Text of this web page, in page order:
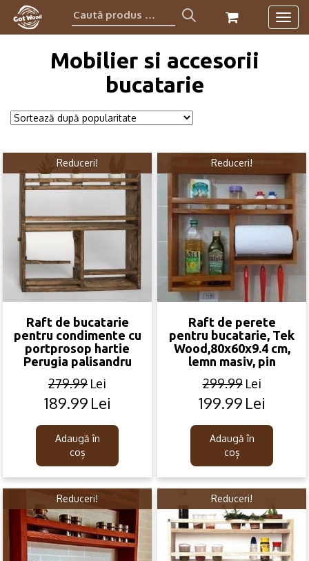
Caută
produs:
Mobilier si accesorii
bucatarie
Reduceri!
Raft de bucatarie
pentru condimente cu
portprosop hartie
Perugia palisandru
279.99 Lei
Original
was:
279.99lei.
189.99 Lei
Current
is:
189.99lei.
Adaugă în
coș
Reduceri!
Raft de perete
pentru bucatarie, Tek
Wood,80x60x9.4 cm,
lemn masiv, pin
299.99 Lei
Original
was:
299.99lei.
199.99 Lei
Current
is:
199.99lei.
Adaugă în
coș
Reduceri! Reduceri!